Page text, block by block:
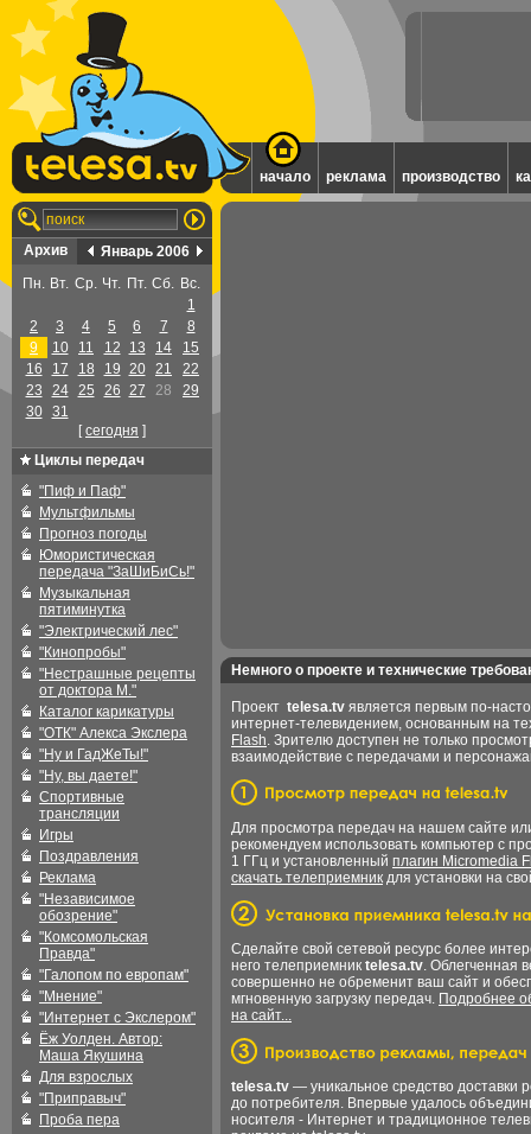
начало реклама производство
Архив
Январь 2006
Пн. Вт. Ср. Чт. Пт. Сб. Вс.
1
2
3 4 5 6 7
8
9
10 11 12 13 14
15
16
17 18 19 20 21
22
23
24 25 26 27 28
29
30
31
[cегодня ]
Циклы передач
"Пиф и Паф"
Мультфильмы
Прогноз погоды
Юмористическая
передача "ЗаШиБиСь!"
Музыкальная
пятиминутка
"Электрический лес"
"Кинопробы"
"Нестрашные рецепты
от доктора М."
Каталог карикатуры
"ОТК" Алекса Экслера
"Ну и ГадЖеТы!"
"Ну, вы даете!"
Спортивные
трансляции
Игры
Поздравления
Реклама
"Независимое
обозрение"
"Комсомольская
Правда"
"Галопом по европам"
"Мнение"
"Интернет с Экслером"
Ёж Уолден. Автор:
Маша Якушина
Для взрослых
"Приправыч"
Проба пера
Немного о проекте и технические
Проект telesa.tv является первым по-
интернет-телевидением, основанным на
Flash. Зрителю доступен не только
взаимодействие с передачами и
Для просмотра передач на нашем сайте
рекомендуем использовать компьютер с
1 ГГц и установленный плагин Micromedia
скачать телеприемник для установки на
Сделайте свой сетевой ресурс более
него телеприемник telesa.tv. Облегченная
совершенно не обременит ваш сайт и
мгновенную загрузку передач. Подробнее
на сайт...
telesa.tv — уникальное средство доставки
до потребителя. Впервые удалось
носителя - Интернет и традиционное